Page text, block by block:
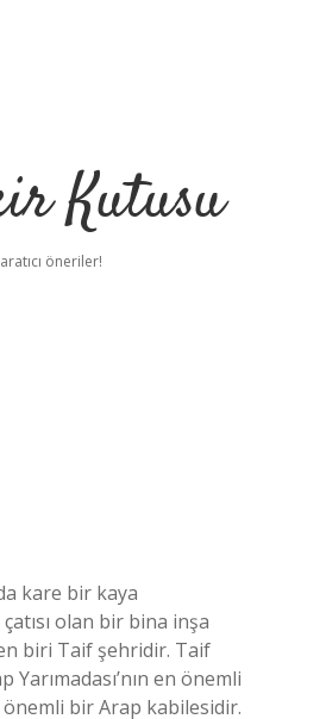
Kutusu
öneriler!
kare bir kaya
olan bir bina inşa
biri Taif şehridir. Taif
en önemli
bir Arap kabilesidir.